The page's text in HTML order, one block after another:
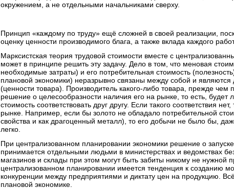
окружением, а не отдельными начальниками сверху.
Принцип «каждому по труду» ещё сложней в своей реализации,
оценку ценности производимого блага, а также вклада каждого
Марксистская теория трудовой стоимости вместе с
может в принципе решить эту задачу. Дело в том, что меновая
необходимые затраты) и его потребительная стоимость
плановой экономики) неразрывно связаны между собой и являются
(ценности товара). Производитель какого-либо товара, прежде чем
решение о целесообразности наличия его на рынке, то есть, будет
стоимость соответствовать друг другу. Если такого соответствия
рынке. Например, если бы золото не обладало потребительной
свойства и как драгоценный металл), то его добычи не было бы,
легко.
При централизованном планировании экономики решение о запуске
принимается отдельными людьми в министерствах и ведомствах
магазинов и склады при этом могут быть забиты никому не нужной
централизованном планировании имеется тенденция к созданию
конкуренции между предприятиями и диктату цен на продукцию.
плановой экономике.